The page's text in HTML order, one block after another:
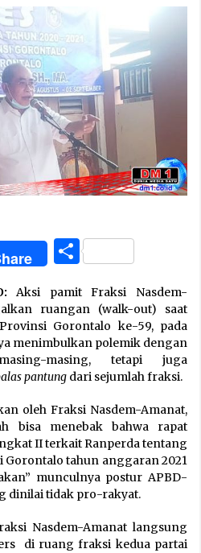
Share
Aksi pamit Fraksi Nasdem-
ruangan (walk-out) saat
Gorontalo ke-59, pada
menimbulkan polemik dengan
masing, tetapi juga
pantung dari sejumlah fraksi.
oleh Fraksi Nasdem-Amanat,
bisa menebak bahwa rapat
II terkait Ranperda tentang
Gorontalo tahun anggaran 2021
munculnya postur APBD-
dinilai tidak pro-rakyat.
Nasdem-Amanat langsung
di ruang fraksi kedua partai